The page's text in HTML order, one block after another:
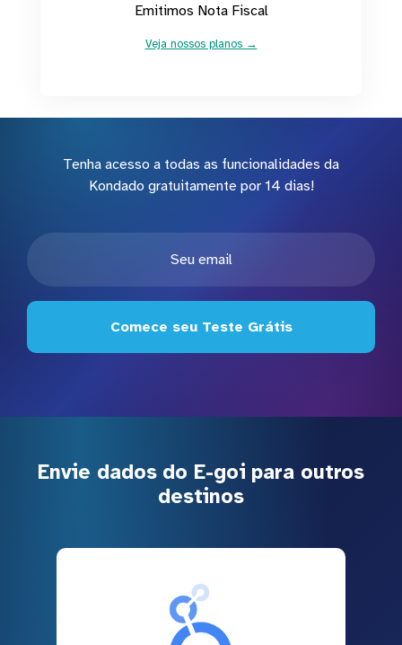
Emitimos Nota Fiscal
Veja nossos planos →
Tenha acesso a todas as funcionalidades da
Kondado gratuitamente por 14 dias!
Comece seu Teste Grátis
Envie dados do E-goi para outros
destinos